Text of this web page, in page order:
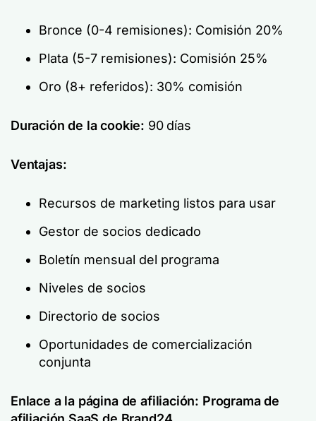
Bronce (0-4 remisiones): Comisión 20%
Plata (5-7 remisiones): Comisión 25%
Oro (8+ referidos): 30% comisión
Duración de la cookie: 90 días
Ventajas:
Recursos de marketing listos para usar
Gestor de socios dedicado
Boletín mensual del programa
Niveles de socios
Directorio de socios
Oportunidades de comercialización
conjunta
Enlace a la página de afiliación: Programa de